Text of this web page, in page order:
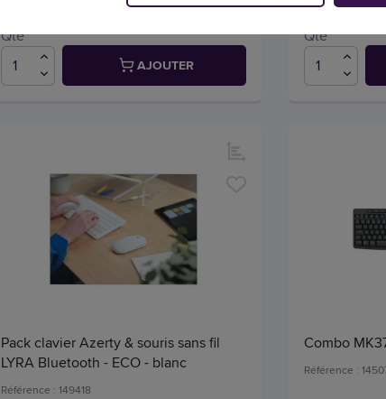
EN STOCK, LIVRÉ EN 24/48H
Qté
AJOUTER
Qté
Pack clavier Azerty & souris sans fil
LYRA Bluetooth - ECO - blanc
Référence : 149418
Combo
Référence :